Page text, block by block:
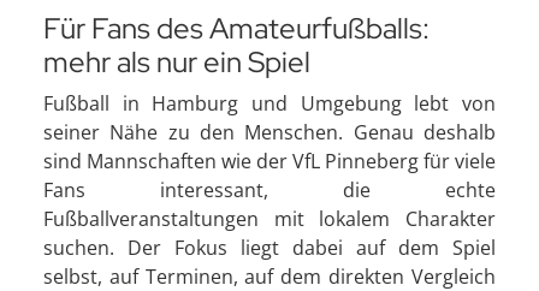
Für Fans des Amateurfußballs:
mehr als nur ein Spiel
Fußball in Hamburg und Umgebung lebt von
seiner Nähe zu den Menschen. Genau deshalb
sind Mannschaften wie der VfL Pinneberg für viele
Fans interessant, die echte
Fußballveranstaltungen mit lokalem Charakter
suchen. Der Fokus liegt dabei auf dem Spiel
selbst, auf Terminen, auf dem direkten Vergleich